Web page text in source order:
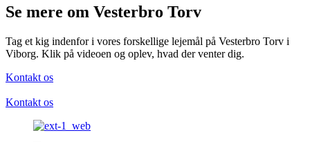
Se mere om Vesterbro Torv
Tag et kig indenfor i vores forskellige lejemål på Vesterbro Torv i
Viborg. Klik på videoen og oplev, hvad der venter dig.
Kontakt os
Kontakt os